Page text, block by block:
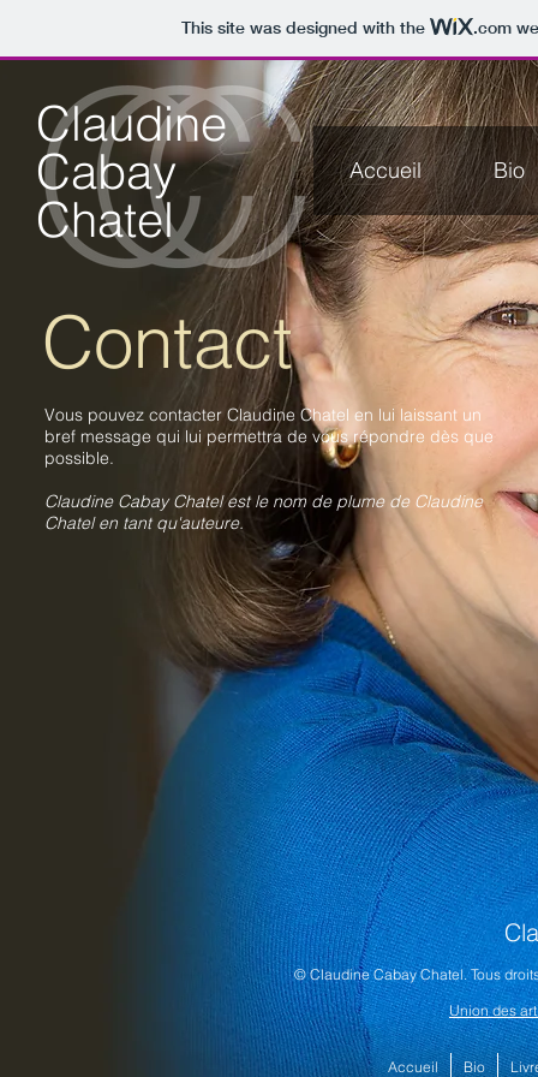
This site was designed with the .com
Claudine
Cabay
Chatel
Accueil Bio
Contact
Vous pouvez contacter Claudine Chatel en lui laissant un
bref message qui lui permettra de vous répondre dès que
possible.
Claudine Cabay Chatel est le nom de plume de Claudine
Chatel en tant qu'auteure.
© Claudine Cabay Chatel. Tous
Union des
Accueil Bio